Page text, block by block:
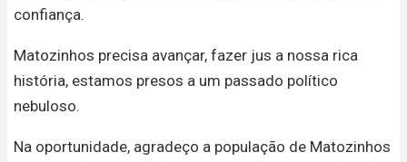
confiança.
Matozinhos precisa avançar, fazer jus a nossa rica
história, estamos presos a um passado político
nebuloso.
Na oportunidade, agradeço a população de Matozinhos